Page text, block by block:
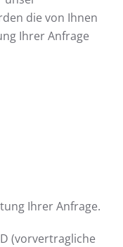
die von Ihnen
Ihrer Anfrage
Ihrer Anfrage.
(vorvertragliche